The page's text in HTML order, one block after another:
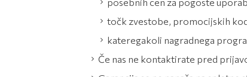
točk zvestobe, promocijskih
kateregakoli nagradnega
Če nas ne kontaktirate pred